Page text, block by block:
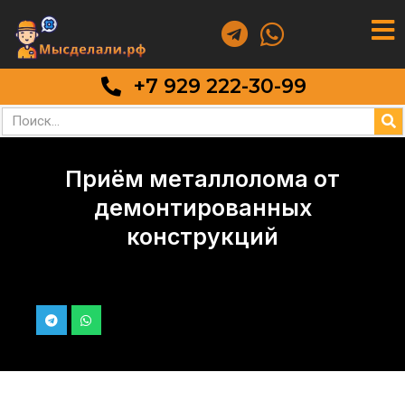
+7 929 222-30-99
Приём металлолома от
демонтированных
конструкций